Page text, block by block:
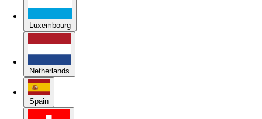
Luxembourg
Netherlands
Spain